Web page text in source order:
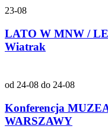
23-08
LATO W MNW /
Wiatrak
od 24-08 do 24-08
Konferencja
WARSZAWY